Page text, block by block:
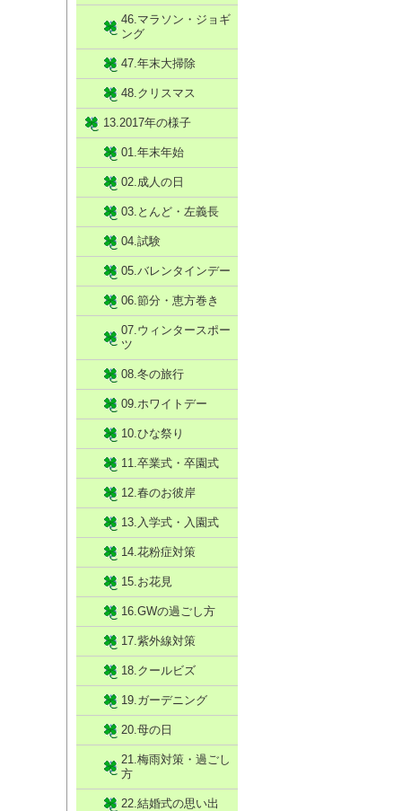
46.マラソン・ジョギ
ング
47.年末大掃除
48.クリスマス
13.2017年の様子
01.年末年始
02.成人の日
03.とんど・左義長
04.試験
05.バレンタインデー
06.節分・恵方巻き
07.ウィンタースポー
ツ
08.冬の旅行
09.ホワイトデー
10.ひな祭り
11.卒業式・卒園式
12.春のお彼岸
13.入学式・入園式
14.花粉症対策
15.お花見
16.GWの過ごし方
17.紫外線対策
18.クールビズ
19.ガーデニング
20.母の日
21.梅雨対策・過ごし
方
22.結婚式の思い出